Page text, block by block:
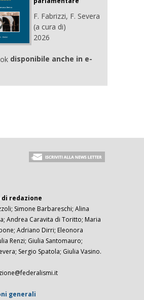
F. Fabrizzi, F. Severa
(a cura di)
2026
disponibile anche in e-
redazione
Simone Barbareschi; Alina
Andrea Caravita di Toritto; Maria
Adriano Dirri; Eleonora
Renzi; Giulia Santomauro;
Sergio Spatola; Giulia Vasino.
generali